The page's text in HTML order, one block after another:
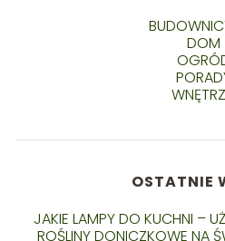
DOM
OSTATNIE
JAKIE LAMPY DO KUCHNI –
ROŚLINY DONICZKOWE NA